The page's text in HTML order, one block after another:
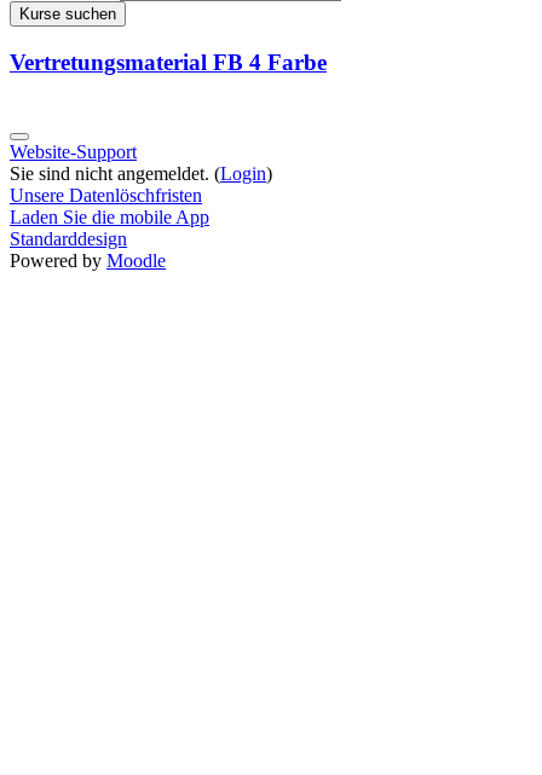
Kurse suchen
Vertretungsmaterial FB 4 Farbe
Website-Support
Sie sind nicht angemeldet. (Login)
Unsere Datenlöschfristen
Laden Sie die mobile App
Standarddesign
Powered by Moodle